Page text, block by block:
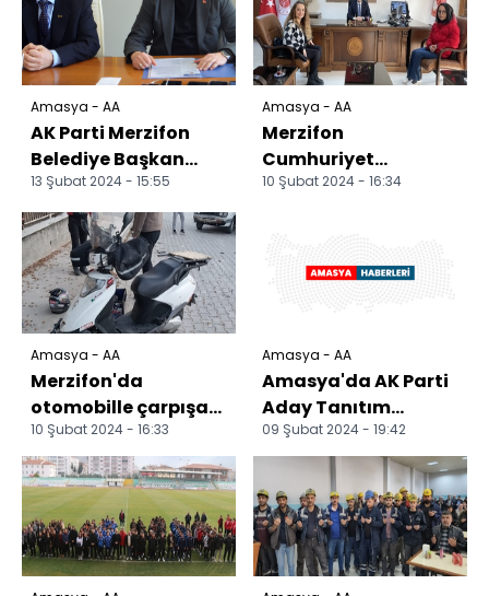
Amasya - AA
AK Parti Merzifon
Belediye Başkan
adayı Sütcü,
gazetecilerle bir
araya geld...
13 Şubat 2024 - 15:55
Amasya - AA
Merzifon
Cumhuriyet
Başsavcısı Akkaya
10 Şubat 2024 - 16:34
Amasya - AA
Merzifon'da
otomobille çarpışan
motosikletin
sürücüsü yaralandı
10 Şubat 2024 - 16:33
Amasya - AA
Amasya'da AK Parti
Aday Tanıtım
Toplantısı
düzenlendi
09 Şubat 2024 - 19:42